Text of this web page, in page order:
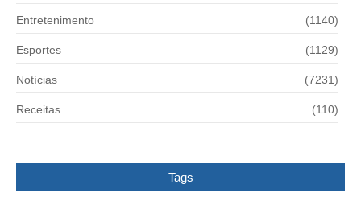
Entretenimento (1140)
Esportes (1129)
Notícias (7231)
Receitas (110)
Tags